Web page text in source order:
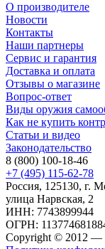
О производителе
Новости
Контакты
Наши партнеры
Сервис и гарантия
Доставка и оплата
Отзывы о магазине
Вопрос-ответ
Виды оружия
Как не купить
Статьи и видео
Законодательство
8 (800) 100-18-46
+7 (495) 115-62-78
Россия, 125130, г.
улица Нарвская, 2
ИНН: 7743899944
ОГРН:
Copyright © 2012 —